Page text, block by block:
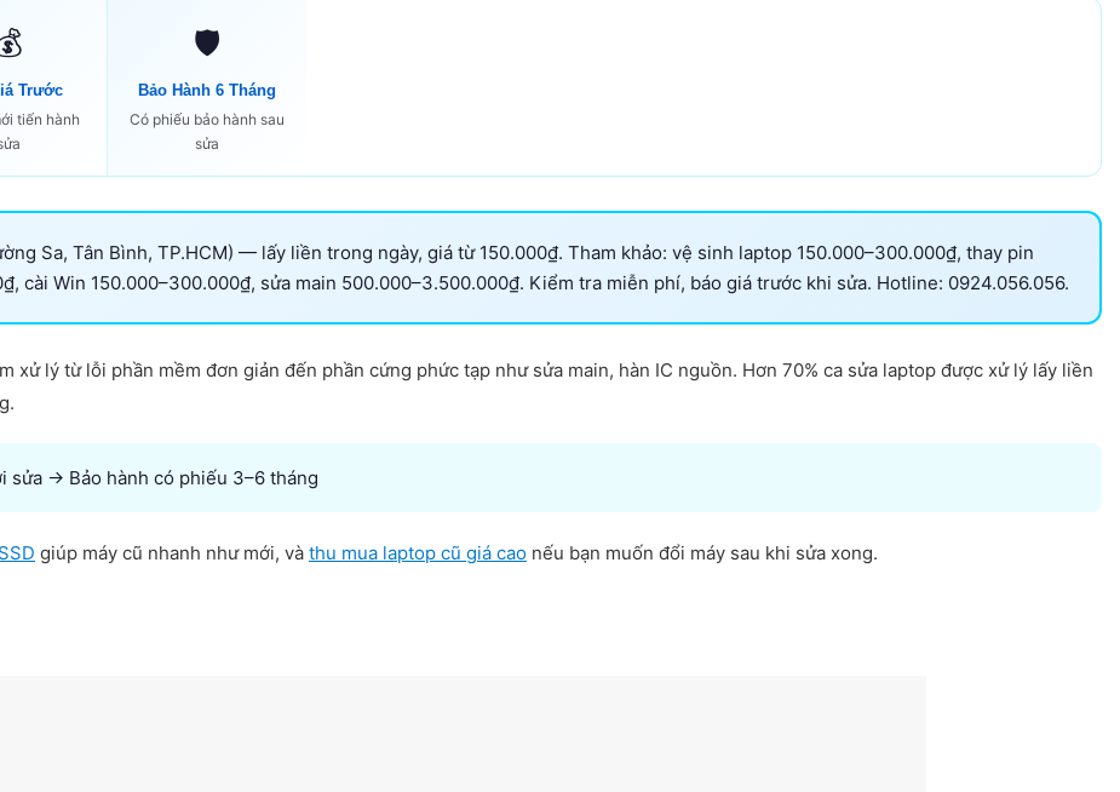
Trước
tiến hành
🛡️
Bảo Hành 6 Tháng
Có phiếu bảo hành sau
sửa
Sa, Tân Bình, TP.HCM) — lấy liền trong ngày, giá từ 150.000₫. Tham khảo: vệ sinh laptop 150.000–300.000₫, thay pin
cài Win 150.000–300.000₫, sửa main 500.000–3.500.000₫. Kiểm tra miễn phí, báo giá trước khi sửa. Hotline: 0924.056.056.
xử lý từ lỗi phần mềm đơn giản đến phần cứng phức tạp như sửa main, hàn IC nguồn. Hơn 70% ca sửa laptop được xử lý lấy liền
sửa → Bảo hành có phiếu 3–6 tháng
giúp máy cũ nhanh như mới, và thu mua laptop cũ giá cao nếu bạn muốn đổi máy sau khi sửa xong.